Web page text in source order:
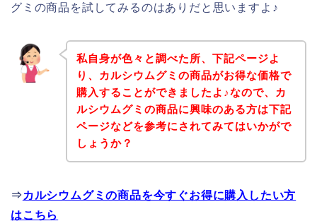
グミの商品を試してみるのはありだと思いますよ♪
私自身が色々と調べた所、下記ページよ
り、カルシウムグミの商品がお得な価格で
購入することができましたよ♪なので、カ
ルシウムグミの商品に興味のある方は下記
ページなどを参考にされてみてはいかがで
しょうか？
⇒ カルシウムグミの商品を今すぐお得に購入したい方
はこちら